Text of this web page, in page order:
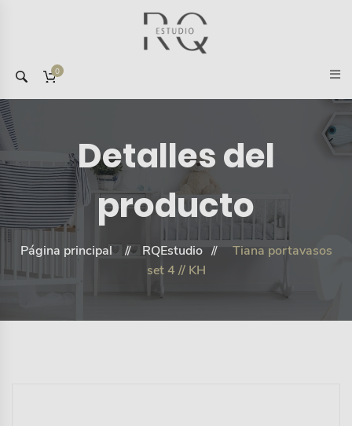
0
Detalles del
producto
Página principal RQEstudio
Tiana portavasos
set 4 // KH